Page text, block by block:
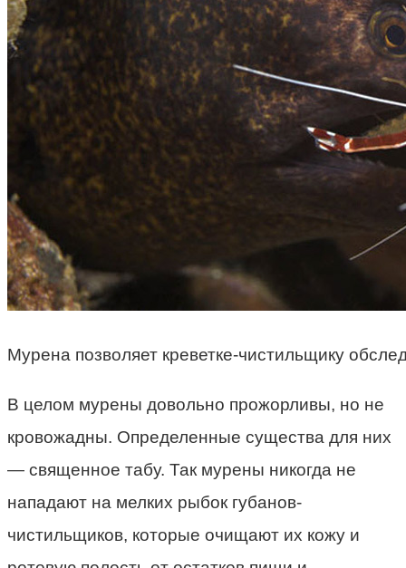
Мурена позволяет креветке-чистильщику
В целом мурены довольно прожорливы, но не
кровожадны. Определенные существа для них
— священное табу. Так мурены никогда не
нападают на мелких рыбок губанов-
чистильщиков, которые очищают их кожу и